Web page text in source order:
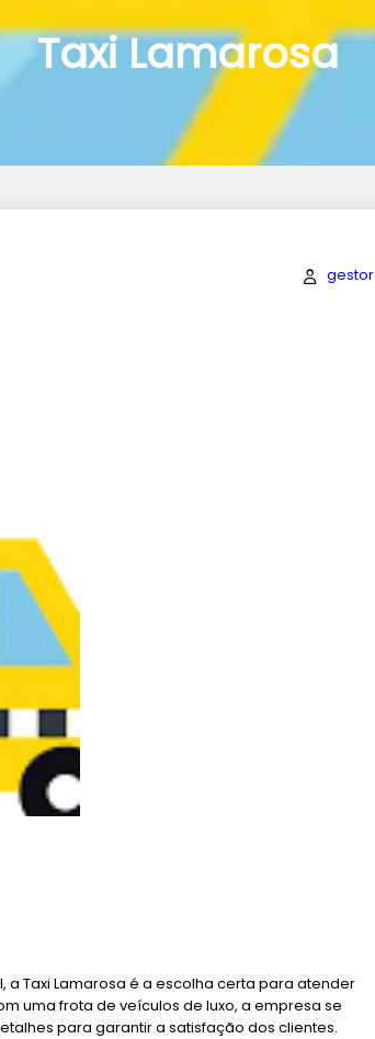
Taxi Lamarosa
gestor
a Taxi Lamarosa é a escolha certa para atender
uma frota de veículos de luxo, a empresa se
para garantir a satisfação dos clientes.